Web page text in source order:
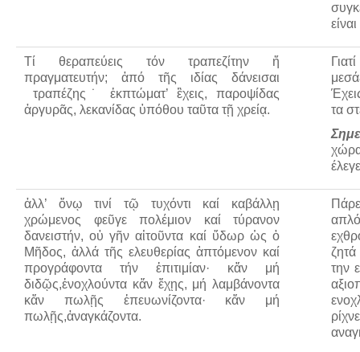
Σύνδεσμοι
Τί θεραπεύεις τόν τραπεζίτην ἤ
πραγματευτήν; ἀπό τῆς ιδίας δάνεισαι
τραπέζης˙ ἐκπτώματ’ ἒχεις, παροψίδας
ἀργυρᾶς, λεκανίδας ὑπόθου ταῦτα τῇ χρείᾳ.
τα
ἀλλ’ ὄνῳ τινί τῷ τυχόντι καί καβάλλῃ
χρώμενος φεῦγε πολέμιον καί τύρανον
δανειστήν, οὐ γῆν αἰτοῦντα καί ὕδωρ ὡς ὁ
Μῆδος, ἀλλά τῆς ελευθερίας ἁπτόμενον καί
προγράφοντα τήν ἐπιτιμίαν· κἄν μή
διδῷς,ἐνοχλούντα κἄν ἔχῃς, μή λαμβάνοντα
κἄν πωλῇς ἐπευωνίζοντα· κἄν μή
πωλῇς,ἀναγκάζοντα.
την